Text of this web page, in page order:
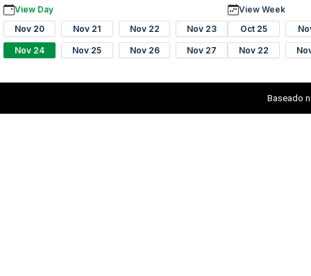
View Day
Nov 20
Nov 21 Nov 22 Nov 23
Nov 24 Nov 25 Nov 26 Nov 27
View Week
Oct 25
Nov 22
Baseado